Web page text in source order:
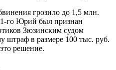
грозило до 1,5 млн.
го Юрий был признан
Зюзинским судом
штраф в размере 100 тыс. руб.
решение.